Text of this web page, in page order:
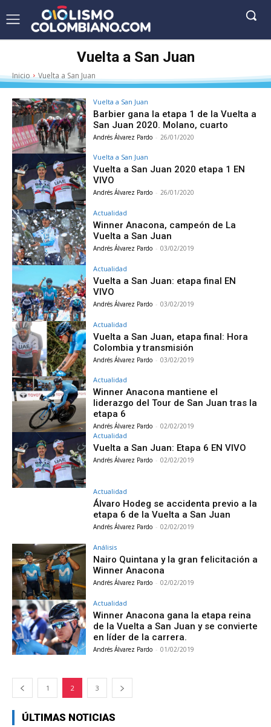
Vuelta a San Juan
Inicio Vuelta a San Juan
Vuelta a San Juan
Barbier gana la etapa 1 de la Vuelta a
San Juan 2020. Molano, cuarto
Andrés Álvarez Pardo - 26/01/2020
Vuelta a San Juan
Vuelta a San Juan 2020 etapa 1 EN
VIVO
Andrés Álvarez Pardo - 26/01/2020
Actualidad
Winner Anacona, campeón de La
Vuelta a San Juan
Andrés Álvarez Pardo - 03/02/2019
Actualidad
Vuelta a San Juan: etapa final EN
VIVO
Andrés Álvarez Pardo - 03/02/2019
Actualidad
Vuelta a San Juan, etapa final: Hora
Colombia y transmisión
Andrés Álvarez Pardo - 03/02/2019
Actualidad
Winner Anacona mantiene el
liderazgo del Tour de San Juan tras la
etapa 6
Andrés Álvarez Pardo - 02/02/2019
Actualidad
Vuelta a San Juan: Etapa 6 EN VIVO
Andrés Álvarez Pardo - 02/02/2019
Actualidad
Álvaro Hodeg se accidenta previo a la
etapa 6 de la Vuelta a San Juan
Andrés Álvarez Pardo - 02/02/2019
Análisis
Nairo Quintana y la gran felicitación a
Winner Anacona
Andrés Álvarez Pardo - 02/02/2019
Actualidad
Winner Anacona gana la etapa reina
de la Vuelta a San Juan y se convierte
en líder de la carrera.
Andrés Álvarez Pardo - 01/02/2019
1 2 3
ÚLTIMAS NOTICIAS